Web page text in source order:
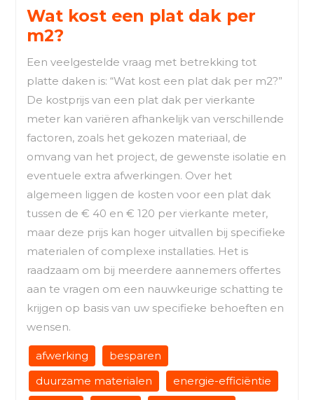
Wat kost een plat dak per
m2?
Een veelgestelde vraag met betrekking tot
platte daken is: “Wat kost een plat dak per m2?”
De kostprijs van een plat dak per vierkante
meter kan variëren afhankelijk van verschillende
factoren, zoals het gekozen materiaal, de
omvang van het project, de gewenste isolatie en
eventuele extra afwerkingen. Over het
algemeen liggen de kosten voor een plat dak
tussen de € 40 en € 120 per vierkante meter,
maar deze prijs kan hoger uitvallen bij specifieke
materialen of complexe installaties. Het is
raadzaam om bij meerdere aannemers offertes
aan te vragen om een nauwkeurige schatting te
krijgen op basis van uw specifieke behoeften en
wensen.
afwerking
besparen
duurzame materialen
energie-efficiëntie